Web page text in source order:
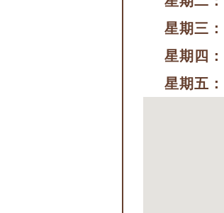
星期三：
星期四：
星期五：